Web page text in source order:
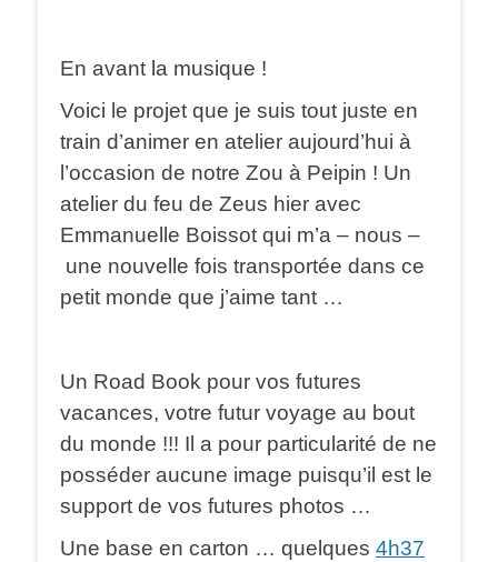
En avant la musique !
Voici le projet que je suis tout juste en
train d’animer en atelier aujourd’hui à
l’occasion de notre Zou à Peipin ! Un
atelier du feu de Zeus hier avec
Emmanuelle Boissot qui m’a – nous –
une nouvelle fois transportée dans ce
petit monde que j’aime tant …
Un Road Book pour vos futures
vacances, votre futur voyage au bout
du monde !!! Il a pour particularité de ne
posséder aucune image puisqu’il est le
support de vos futures photos …
Une base en carton … quelques 4h37